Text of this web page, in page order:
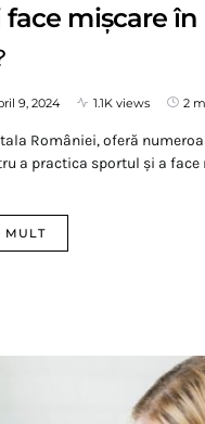
mișcare în
9, 2024 1.1K views 2
României, oferă
a practica sportul și a face
MULT